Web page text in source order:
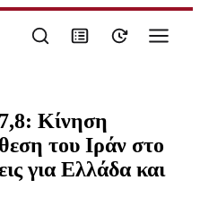
Κίνηση
του Ιράν στο
για Ελλάδα και